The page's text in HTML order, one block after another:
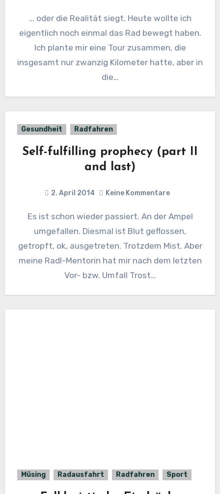
… oder die Realität siegt. Heute wollte ich
eigentlich noch einmal das Rad bewegt haben.
Ich plante mir eine Tour zusammen, die
insgesamt nur zwanzig Kilometer hatte, aber in
die…
Gesundheit Radfahren
Self-fulfilling prophecy (part II
and last)
2. April 2014 Keine Kommentare
Es ist schon wieder passiert. An der Ampel
umgefallen. Diesmal ist Blut geflossen,
getropft, ok, ausgetreten. Trotzdem Mist. Aber
meine Radl-Mentorin hat mir nach dem letzten
Vor- bzw. Umfall Trost…
Müsing Radausfahrt Radfahren Sport